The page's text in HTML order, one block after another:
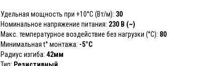
Удельная мощность при +10°С (Вт/м): 30
Номинальное напряжение питания: 230 В (~)
Макс. температурное воздействие без нагрузки (°С): 80
Минимальная t° монтажа: -5°С
Радиус изгиба: 42мм